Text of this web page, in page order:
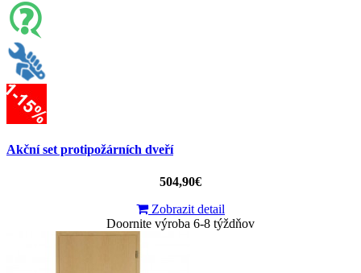
Akční set protipožárních dveří
504,90€
Zobrazit detail
Doornite výroba 6-8 týždňov